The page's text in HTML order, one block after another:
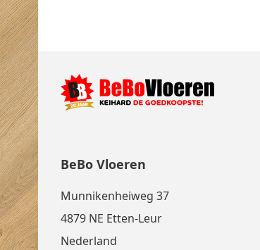
BeBo Vloeren
Munnikenheiweg 37
4879 NE Etten-Leur
Nederland